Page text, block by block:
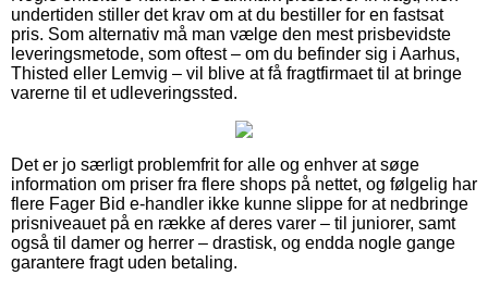
undertiden stiller det krav om at du bestiller for en fastsat
pris. Som alternativ må man vælge den mest prisbevidste
leveringsmetode, som oftest – om du befinder sig i Aarhus,
Thisted eller Lemvig – vil blive at få fragtfirmaet til at bringe
varerne til et udleveringssted.
Det er jo særligt problemfrit for alle og enhver at søge
information om priser fra flere shops på nettet, og følgelig har
flere Fager Bid e-handler ikke kunne slippe for at nedbringe
prisniveauet på en række af deres varer – til juniorer, samt
også til damer og herrer – drastisk, og endda nogle gange
garantere fragt uden betaling.